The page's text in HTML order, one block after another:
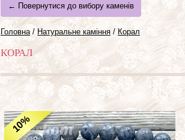
← Повернутися до вибору каменів
Головна / Натуральне каміння / Корал
КОРАЛ
10%